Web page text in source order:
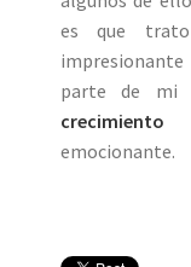
es que
parte de mi
crecimiento
emocionante.